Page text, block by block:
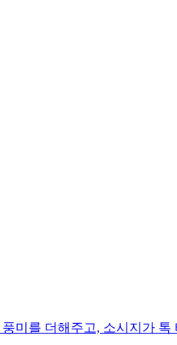
미를 더해주고, 소시지가